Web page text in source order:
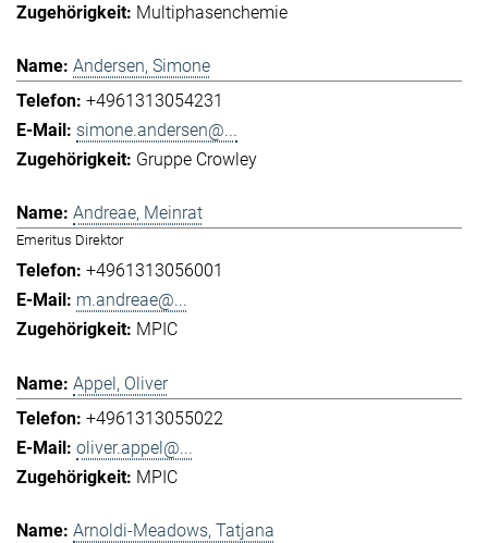
Multiphasenchemie
Andersen, Simone
+4961313054231
simone.andersen@...
Gruppe Crowley
Andreae, Meinrat
Emeritus Direktor
+4961313056001
m.andreae@...
MPIC
Appel, Oliver
+4961313055022
oliver.appel@...
MPIC
Arnoldi-Meadows, Tatjana